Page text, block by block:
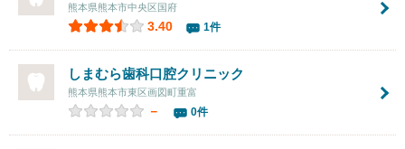
熊本県熊本市中央区国府
3.40 1件
しまむら歯科口腔クリニック
熊本県熊本市東区画図町重富
－ 0件